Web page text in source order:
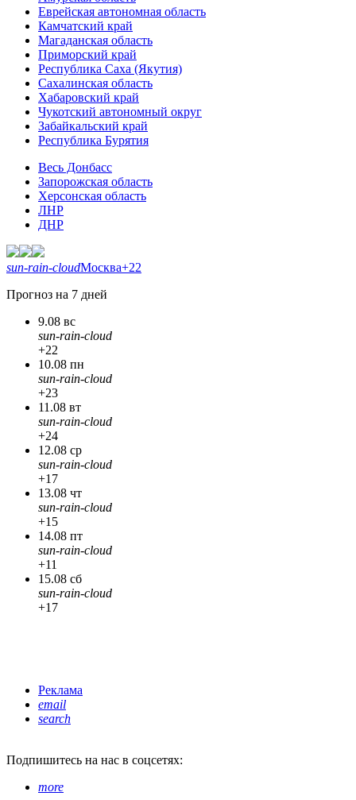
Еврейская автономная область
Камчатский край
Магаданская область
Приморский край
Республика Саха (Якутия)
Сахалинская область
Хабаровский край
Чукотский автономный округ
Забайкальский край
Республика Бурятия
Весь Донбасс
Запорожская область
Херсонская область
ЛНР
ДНР
sun-rain-cloudМосква+22
Прогноз на 7 дней
9.08 вс
sun-rain-cloud
+22
10.08 пн
sun-rain-cloud
+23
11.08 вт
sun-rain-cloud
+24
12.08 ср
sun-rain-cloud
+17
13.08 чт
sun-rain-cloud
+15
14.08 пт
sun-rain-cloud
+11
15.08 сб
sun-rain-cloud
+17
Реклама
email
search
Подпишитесь на нас в соцсетях:
more